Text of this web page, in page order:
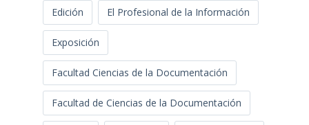
Edición El Profesional de la Información
Exposición
Facultad Ciencias de la Documentación
Facultad de Ciencias de la Documentación